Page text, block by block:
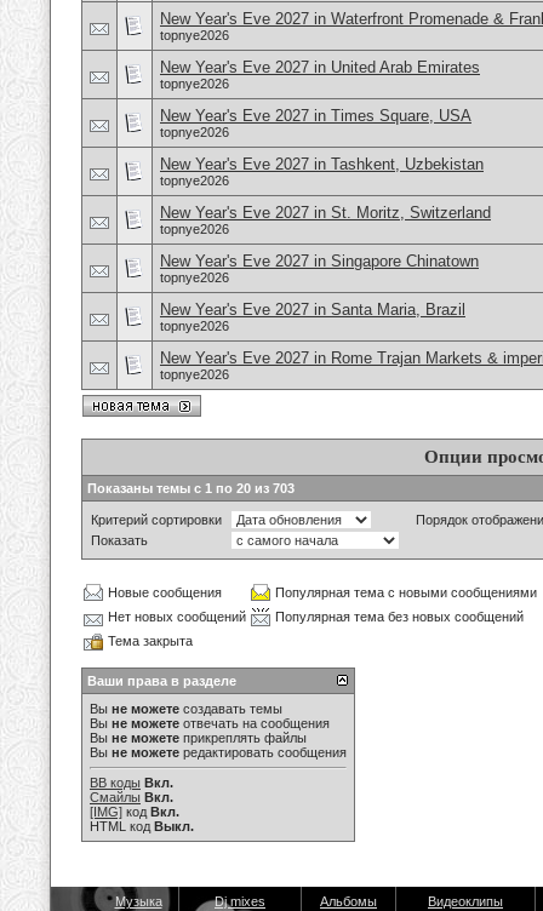
New Year's Eve 2027 in Waterfront Promenade &
topnye2026
New Year's Eve 2027 in United Arab Emirates
topnye2026
New Year's Eve 2027 in Times Square, USA
topnye2026
New Year's Eve 2027 in Tashkent, Uzbekistan
topnye2026
New Year's Eve 2027 in St. Moritz, Switzerland
topnye2026
New Year's Eve 2027 in Singapore Chinatown
topnye2026
New Year's Eve 2027 in Santa Maria, Brazil
topnye2026
New Year's Eve 2027 in Rome Trajan Markets &
topnye2026
Опции
Показаны темы с 1 по 20 из 703
Критерий сортировки
Порядок
Показать
Новые сообщения
Популярная тема с новыми сообщениями
Нет новых сообщений
Популярная тема без новых сообщений
Тема закрыта
Ваши права в разделе
Вы не можете создавать темы
Вы не можете отвечать на сообщения
Вы не можете прикреплять файлы
Вы не можете редактировать сообщения
BB коды Вкл.
Смайлы Вкл.
[IMG] код Вкл.
HTML код Выкл.
Музыка Dj mixes Альбомы Видеоклипы